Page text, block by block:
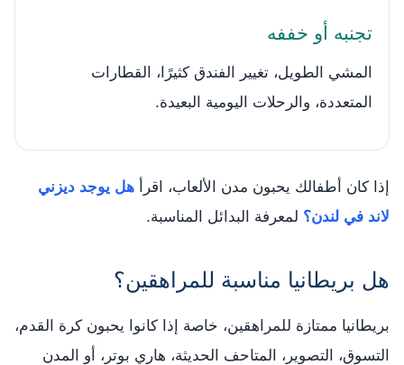
تجنبه أو خففه
المشي الطويل، تغيير الفندق كثيرًا، القطارات
المتعددة، والرحلات اليومية البعيدة.
إذا كان أطفالك يحبون مدن الألعاب، اقرأ هل يوجد ديزني
لاند في لندن؟ لمعرفة البدائل المناسبة.
هل بريطانيا مناسبة للمراهقين؟
بريطانيا ممتازة للمراهقين، خاصة إذا كانوا يحبون كرة القدم،
التسوق، التصوير، المتاحف الحديثة، هاري بوتر، أو المدن